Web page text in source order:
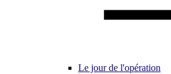
Le jour de l'opération